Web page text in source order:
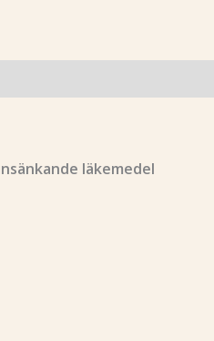
läkemedel